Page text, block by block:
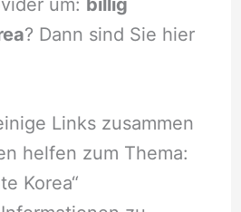
um: billig
? Dann sind Sie hier
Links zusammen
helfen zum Thema:
Korea“